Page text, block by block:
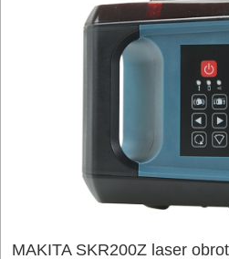
MAKITA SKR200Z laser